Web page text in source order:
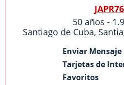
JAPR76
50 años -
Santiago de Cuba,
Enviar Mensaje
Tarjetas de
Favoritos